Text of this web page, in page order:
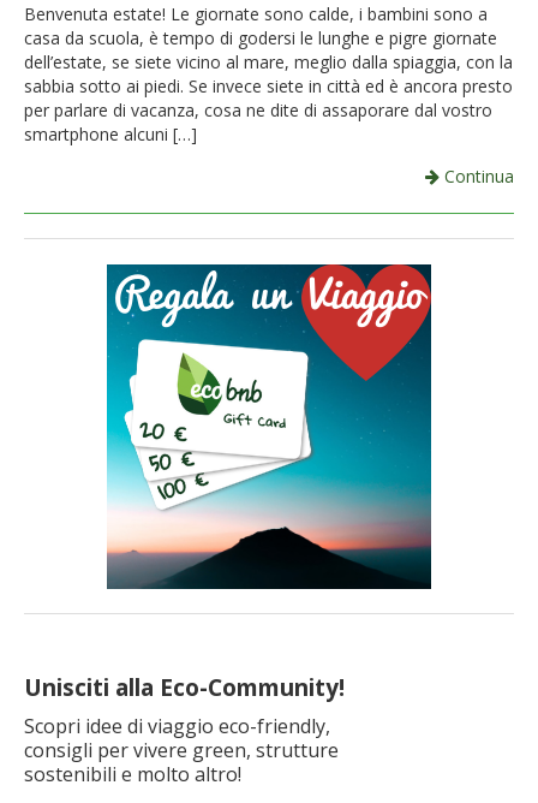
Benvenuta estate! Le giornate sono calde, i bambini sono a
casa da scuola, è tempo di godersi le lunghe e pigre giornate
dell’estate, se siete vicino al mare, meglio dalla spiaggia, con la
sabbia sotto ai piedi. Se invece siete in città ed è ancora presto
per parlare di vacanza, cosa ne dite di assaporare dal vostro
smartphone alcuni […]
Continua
Unisciti alla Eco-Community!
Scopri idee di viaggio eco-friendly,
consigli per vivere green, strutture
sostenibili e molto altro!